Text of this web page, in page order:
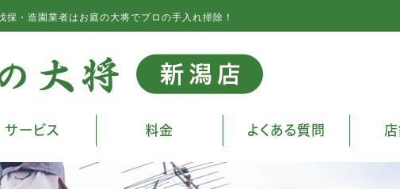
採・造園業者はお庭の大将でプロの手入れ掃除！
サービス 料金 よくある質問